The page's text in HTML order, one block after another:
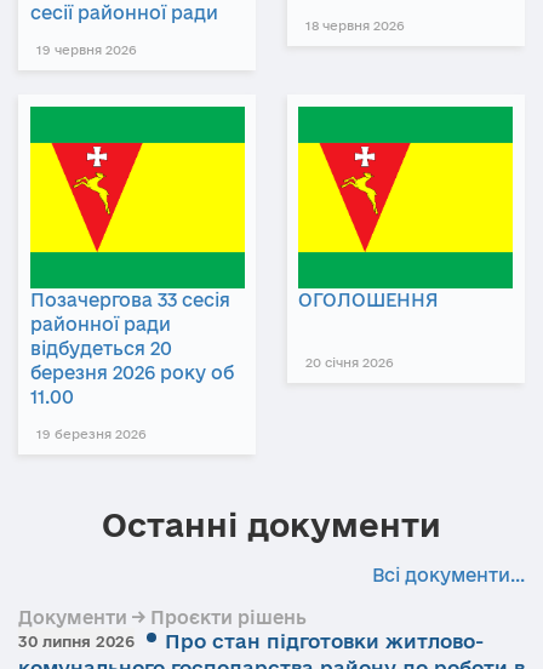
сесії районної ради
19 червня 2026
18 червня 2026
Позачергова 33 сесія
районної ради
відбудеться 20
березня 2026 року об
11.00
19 березня 2026
ОГОЛОШЕННЯ
20 січня 2026
Останні документи
Всі документи...
Документи → Проєкти рішень
30 липня 2026
Про стан підготовки житлово-